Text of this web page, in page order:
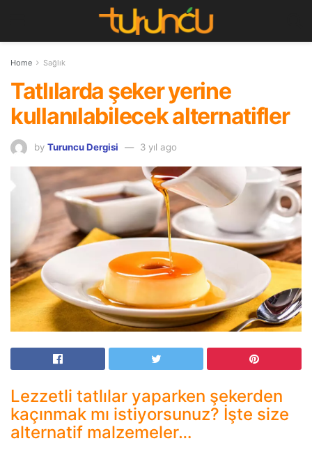
Home Sağlık
Tatlılarda şeker yerine
kullanılabilecek alternatifler
by Turuncu Dergisi 3 yıl ago
Lezzetli tatlılar yaparken şekerden
kaçınmak mı istiyorsunuz? İşte size
alternatif malzemeler…